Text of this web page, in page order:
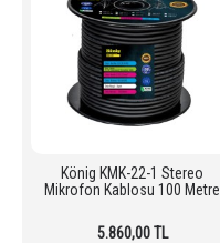
König KMK-22-1 Stereo
Mikrofon Kablosu 100 Metre
5.860,00 TL